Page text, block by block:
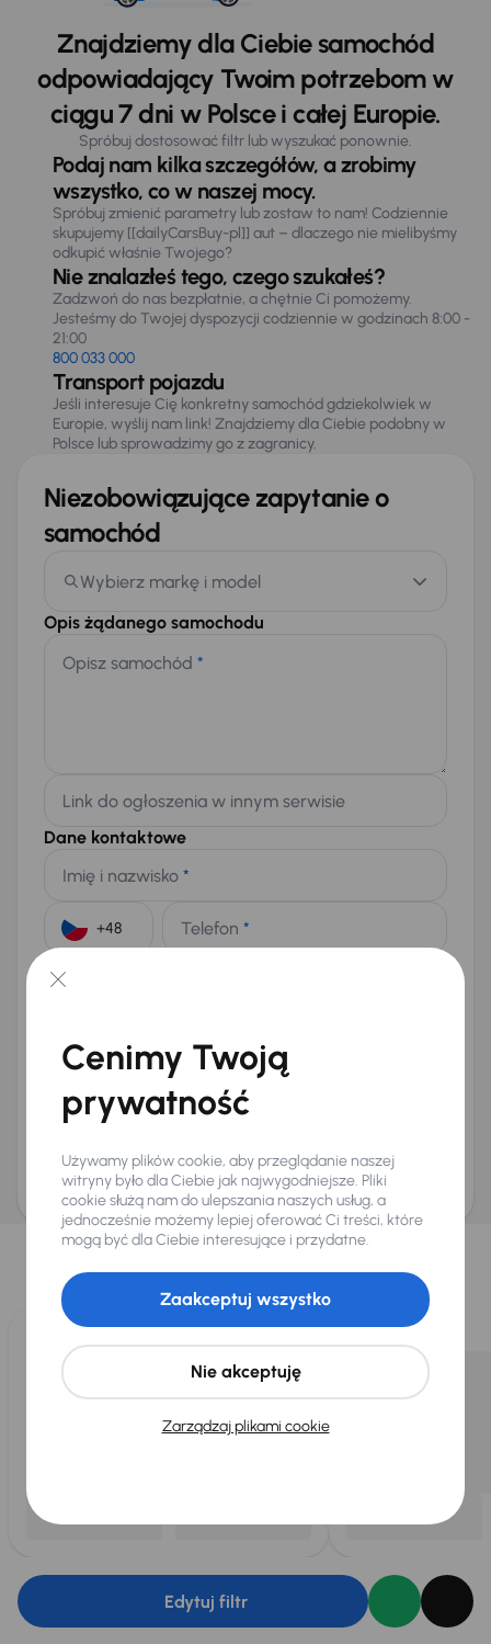
Znajdziemy dla Ciebie samochód
odpowiadający Twoim potrzebom w
ciągu 7 dni w Polsce i całej Europie.
Spróbuj dostosować filtr lub wyszukać ponownie.
Podaj nam kilka szczegółów, a zrobimy
wszystko, co w naszej mocy.
Spróbuj zmienić parametry lub zostaw to nam! Codziennie
skupujemy [[dailyCarsBuy-pl]] aut – dlaczego nie mielibyśmy
odkupić właśnie Twojego?
Nie znalazłeś tego, czego szukałeś?
Zadzwoń do nas bezpłatnie, a chętnie Ci pomożemy.
Jesteśmy do Twojej dyspozycji codziennie w godzinach 8:00 -
21:00
800 033 000
Transport pojazdu
Jeśli interesuje Cię konkretny samochód gdziekolwiek w
Europie, wyślij nam link! Znajdziemy dla Ciebie podobny w
Polsce lub sprowadzimy go z zagranicy.
Niezobowiązujące zapytanie o
samochód
Wybierz markę i model
Opis żądanego samochodu
Opisz samochód *
Link do ogłoszenia w innym serwisie
Dane kontaktowe
Imię i nazwisko *
Telefon *
E-mail
Na numer telefonu (opcjonalnie)
Wyślij zapytanie
ani zagwarantowaną dostępnością pojazdu. AURES Holdings a.s., z siedzibą
Dopraváků 874/15, Čimice, 184 00 Praga 8, będzie przechowywać i przetwarzać
Twoje dane osobowe zgodnie z zasadami ochrony i przetwarzaniadanych
osobowych
Wybraliśmy dla Ciebie
Wybieramy dla Ciebienajlepsze pojazdyz naszej oferty. Kupimy
dla Ciebiedo 400 pojazdówkażdego dnia.
Edytuj filtr
Cenimy Twoją
prywatność
Używamy plików cookie, aby przeglądanie naszej
witryny było dla Ciebie jak najwygodniejsze. Pliki
cookie służą nam do ulepszania naszych usług, a
jednocześnie możemy lepiej oferować Ci treści, które
mogą być dla Ciebie interesujące i przydatne.
Zarządzaj plikami cookie
Nie akceptuję
Zaakceptuj wszystko